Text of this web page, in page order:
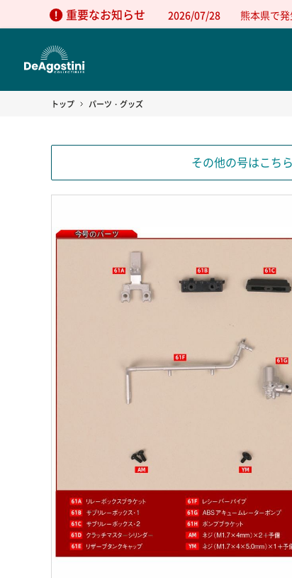
2026/07/28
重要なお知らせ 熊本県で
トップ パーツ・グッズ
その他の号はこちら